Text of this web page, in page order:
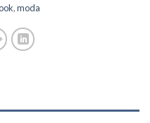
,moda